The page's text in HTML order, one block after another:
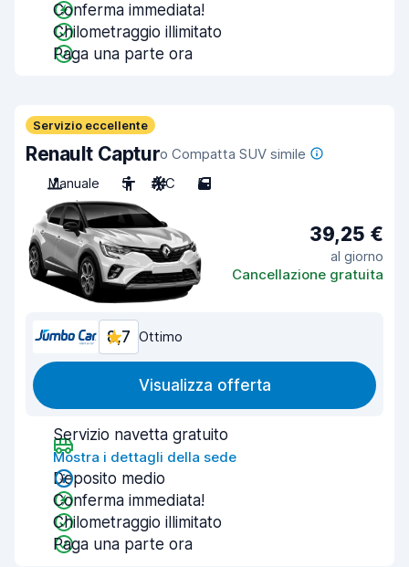
Conferma immediata!
Chilometraggio illimitato
Paga una parte ora
Servizio eccellente
Renault Capturo Compatta SUV simile
Manuale
5 A/C 5
39,25 €
al giorno
Cancellazione gratuita
8,7 Ottimo
Visualizza offerta
Servizio navetta gratuito
Mostra i dettagli della sede
Deposito medio
Conferma immediata!
Chilometraggio illimitato
Paga una parte ora